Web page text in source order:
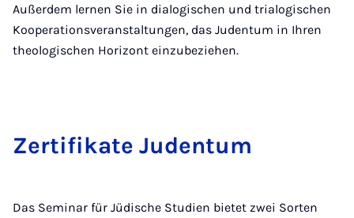
Außerdem lernen Sie in dialogischen und trialogischen
Kooperationsveranstaltungen, das Judentum in Ihren
theologischen Horizont einzubeziehen.
Zer­ti­fikate Judentum
Das Seminar für Jüdische Studien bietet zwei Sorten